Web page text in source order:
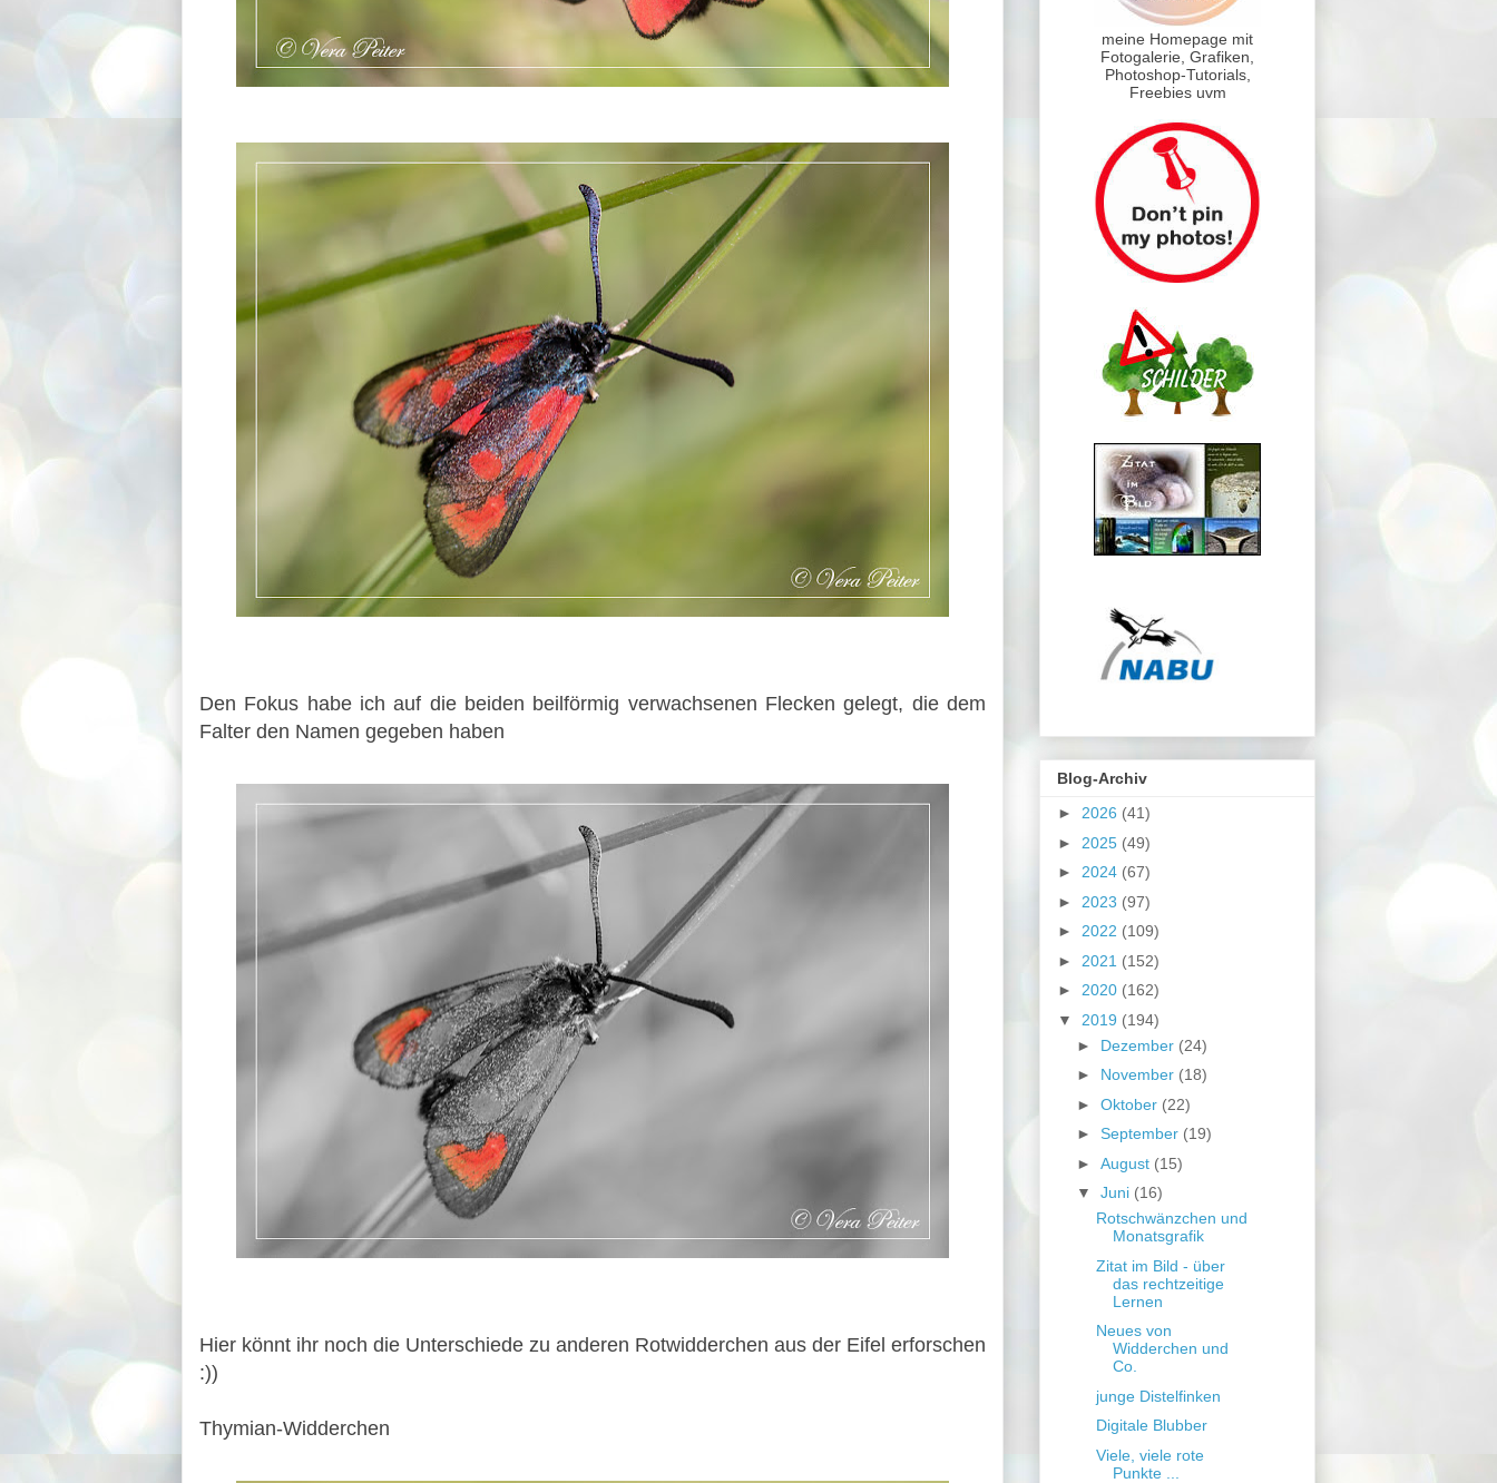
Den Fokus habe ich auf die beiden beilförmig verwachsenen Flecken gelegt, die dem
Falter den Namen gegeben haben
Hier könnt ihr noch die Unterschiede zu anderen Rotwidderchen aus der Eifel erforschen
:))
Thymian-Widderchen
meine Homepage mit
Fotogalerie, Grafiken,
Photoshop-Tutorials,
Freebies uvm
Blog-Archiv
► 2026 (41)
► 2025 (49)
► 2024 (67)
► 2023 (97)
► 2022 (109)
► 2021 (152)
► 2020 (162)
▼ 2019 (194)
► Dezember (24)
► November (18)
► Oktober (22)
► September (19)
► August (15)
▼ Juni (16)
Rotschwänzchen und
Monatsgrafik
Zitat im Bild - über
das rechtzeitige
Lernen
Neues von
Widderchen und
Co.
junge Distelfinken
Digitale Blubber
Viele, viele rote
Punkte ...